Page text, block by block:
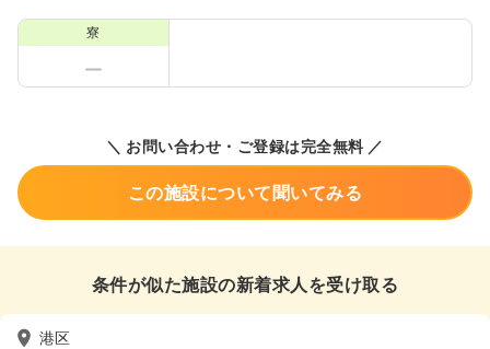
寮
＼ お問い合わせ・ご登録は完全無料 ／
この施設について聞いてみる
条件が似た施設の新着求人を受け取る
港区